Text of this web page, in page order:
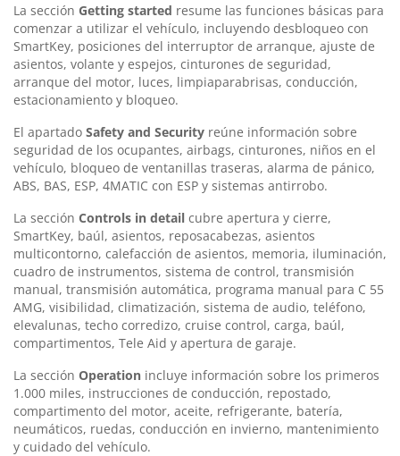
La sección Getting started resume las funciones básicas para
comenzar a utilizar el vehículo, incluyendo desbloqueo con
SmartKey, posiciones del interruptor de arranque, ajuste de
asientos, volante y espejos, cinturones de seguridad,
arranque del motor, luces, limpiaparabrisas, conducción,
estacionamiento y bloqueo.
El apartado Safety and Security reúne información sobre
seguridad de los ocupantes, airbags, cinturones, niños en el
vehículo, bloqueo de ventanillas traseras, alarma de pánico,
ABS, BAS, ESP, 4MATIC con ESP y sistemas antirrobo.
La sección Controls in detail cubre apertura y cierre,
SmartKey, baúl, asientos, reposacabezas, asientos
multicontorno, calefacción de asientos, memoria, iluminación,
cuadro de instrumentos, sistema de control, transmisión
manual, transmisión automática, programa manual para C 55
AMG, visibilidad, climatización, sistema de audio, teléfono,
elevalunas, techo corredizo, cruise control, carga, baúl,
compartimentos, Tele Aid y apertura de garaje.
La sección Operation incluye información sobre los primeros
1.000 miles, instrucciones de conducción, repostado,
compartimento del motor, aceite, refrigerante, batería,
neumáticos, ruedas, conducción en invierno, mantenimiento
y cuidado del vehículo.